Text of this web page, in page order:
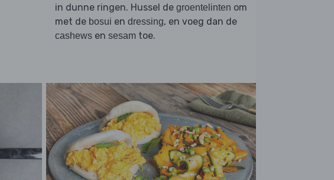
in dunne ringen. Hussel de groentelinten om
met de bosui en dressing, en voeg dan de
cashews en sesam toe.